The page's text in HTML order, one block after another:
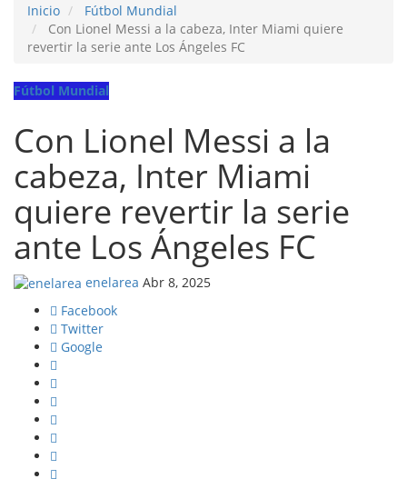
Inicio
Fútbol Mundial
Con Lionel Messi a la cabeza, Inter Miami quiere
revertir la serie ante Los Ángeles FC
Fútbol Mundial
Con Lionel Messi a la
cabeza, Inter Miami
quiere revertir la serie
ante Los Ángeles FC
enelarea Abr 8, 2025
Facebook
Twitter
Google